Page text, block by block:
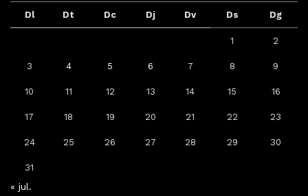
Dl Dt Dc Dj Dv Ds Dg
1 2
3 4 5 6 7 8 9
10 11 12 13 14 15 16
17 18 19 20 21 22 23
24 25 26 27 28 29 30
31
« jul.